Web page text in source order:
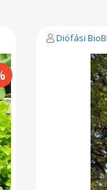
Diófási